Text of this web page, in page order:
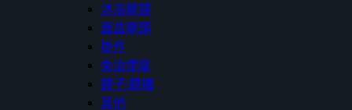
沐浴龍頭
面盆龍頭
掛件
免治便座
鏡子/鏡櫃
其他